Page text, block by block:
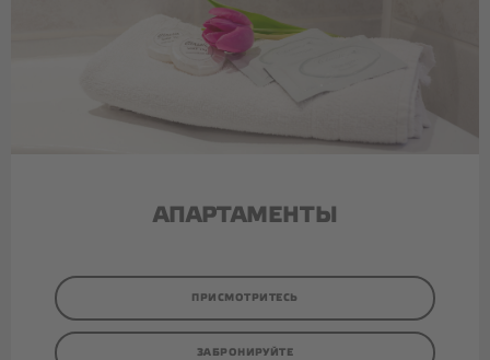
АПАРТАМЕНТЫ
ПРИСМОТРИТЕСЬ
ЗАБРОНИРУЙТЕ